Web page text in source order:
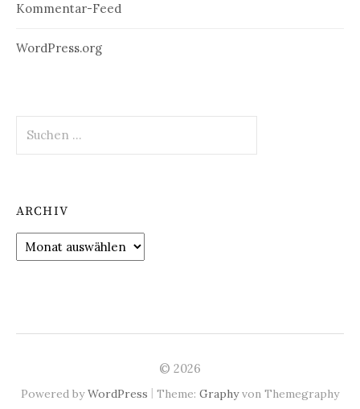
Kommentar-Feed
WordPress.org
nach:
ARCHIV
Archiv
© 2026
Powered byWordPress | Theme: Graphyvon Themegraphy